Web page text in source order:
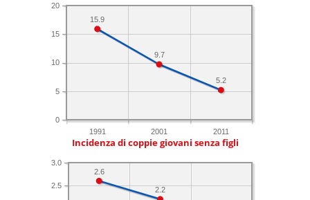
1991 2001 2011
0
5
10
15
20
5.2
9.7
15.9
Incidenza di coppie giovani senza figli
2.5
3.0
2.2
2.6